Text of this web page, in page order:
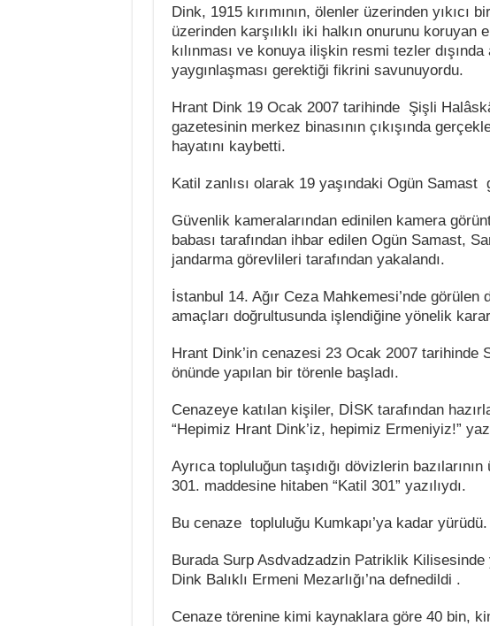
Dink, 1915 kırımının, ölenler üzerinden yıkıcı
üzerinden karşılıklı iki halkın onurunu koruyan
kılınması ve konuya ilişkin resmi tezler
yaygınlaşması gerektiği fikrini savunuyordu.
Hrant Dink 19 Ocak 2007 tarihinde Şişli
gazetesinin merkez binasının çıkışında
hayatını kaybetti.
Katil zanlısı olarak 19 yaşındaki Ogün Samast
Güvenlik kameralarından edinilen kamera
babası tarafından ihbar edilen Ogün Samast,
jandarma görevlileri tarafından yakalandı.
İstanbul 14. Ağır Ceza Mahkemesi’nde görülen
amaçları doğrultusunda işlendiğine yönelik karar
Hrant Dink’in cenazesi 23 Ocak 2007 tarihinde
önünde yapılan bir törenle başladı.
Cenazeye katılan kişiler, DİSK tarafından
“Hepimiz Hrant Dink’iz, hepimiz Ermeniyiz!”
Ayrıca topluluğun taşıdığı dövizlerin
301. maddesine hitaben “Katil 301” yazılıydı.
Bu cenaze topluluğu Kumkapı’ya kadar yürüdü.
Burada Surp Asdvadzadzin Patriklik Kilisesinde
Dink Balıklı Ermeni Mezarlığı’na defnedildi .
Cenaze törenine kimi kaynaklara göre 40 bin,